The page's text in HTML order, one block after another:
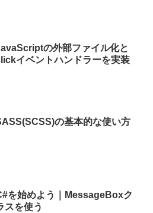
の外部ファイル化と
イベントハンドラーを実装
の基本的な使い方
を始めよう｜MessageBoxク
スを使う